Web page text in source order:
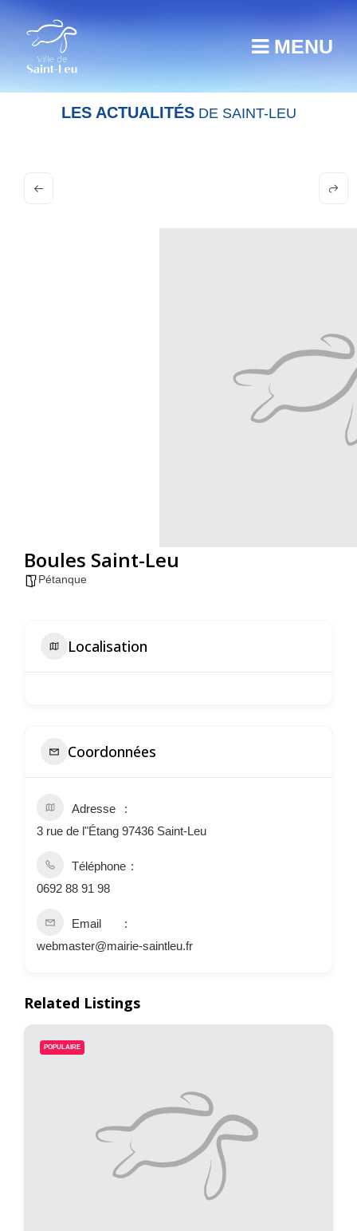
MENU
LES ACTUALITÉSDE SAINT-LEU
Boules Saint-Leu
Pétanque
Localisation
Coordonnées
Adresse
3 rue de l"Étang 97436 Saint-Leu
Téléphone
0692 88 91 98
Email
webmaster@mairie-saintleu.fr
Related Listings
POPULAIRE